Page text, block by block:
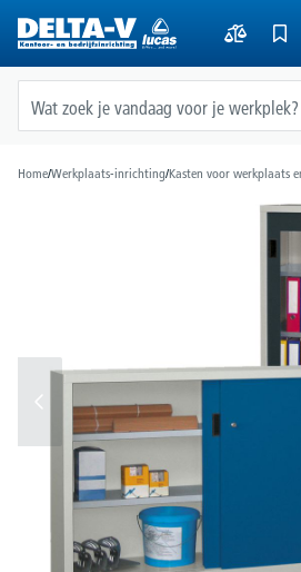
Home/Werkplaats-inrichting/Kasten voor werkplaats